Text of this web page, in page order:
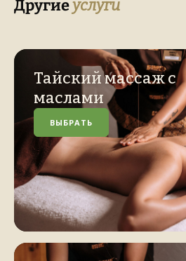
Другиеуслуги
Тайский массаж с
маслами
ВЫБРАТЬ